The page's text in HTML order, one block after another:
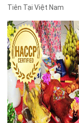
Tiên Tại Việt Nam